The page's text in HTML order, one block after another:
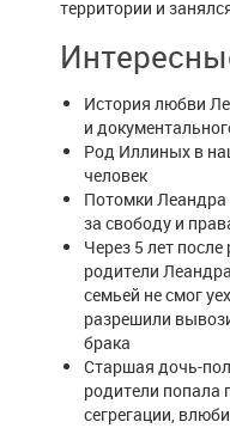
территории и
История любви
и
Род Иллиных в
человек
Потомки
за свободу и
Через 5 лет
родители
семьей не смог
разрешили
брака
Старшая дочь-
родители попала
сегрегации,